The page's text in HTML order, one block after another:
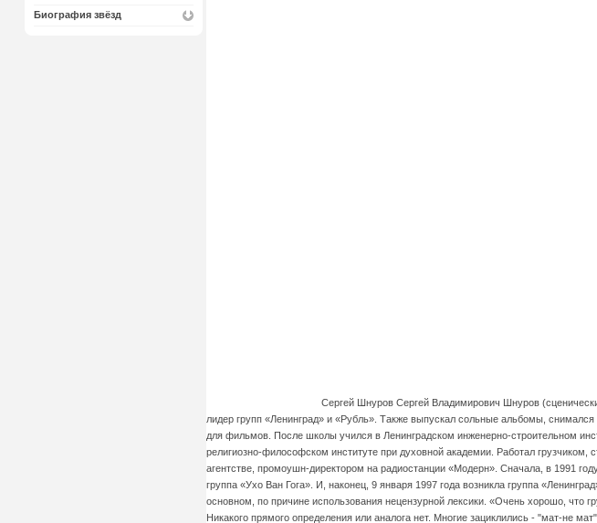
Биография звёзд
Сергей Шнуров Сергей Владимирович Шнуров
лидер групп «Ленинград» и «Рубль». Также выпускал сольные альбомы,
для фильмов. После школы учился в Ленинградском инженерно-строительном
религиозно-философском институте при духовной академии. Работал
агентстве, промоушн-директором на радиостанции «Модерн». Сначала, в 1991
группа «Ухо Ван Гога». И, наконец, 9 января 1997 года возникла группа
основном, по причине использования нецензурной лексики. «Очень хорошо, что
Никакого прямого определения или аналога нет. Многие зациклились - "мат-не